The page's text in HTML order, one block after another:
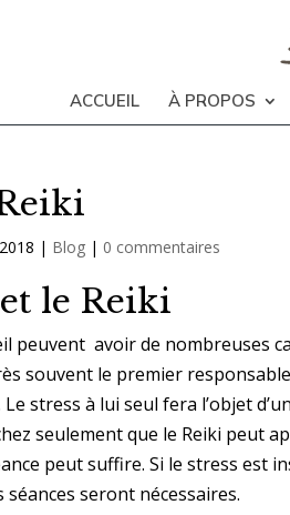
ACCUEIL À PROPOS
| Blog | 0 commentaires
le Reiki
peuvent avoir de nombreuses
souvent le premier
stress à lui seul fera l’objet
seulement que le Reiki peut
peut suffire. Si le stress est
seront nécessaires.